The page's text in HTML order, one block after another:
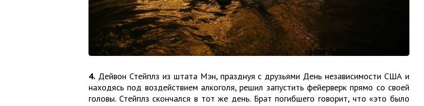
4. Дейвон Стейплз из штата Мэн, празднуя с друзьями День независимости США и
находясь под воздействием алкоголя, решил запустить фейерверк прямо со своей
головы. Стейплз скончался в тот же день. Брат погибшего говорит, что «это было